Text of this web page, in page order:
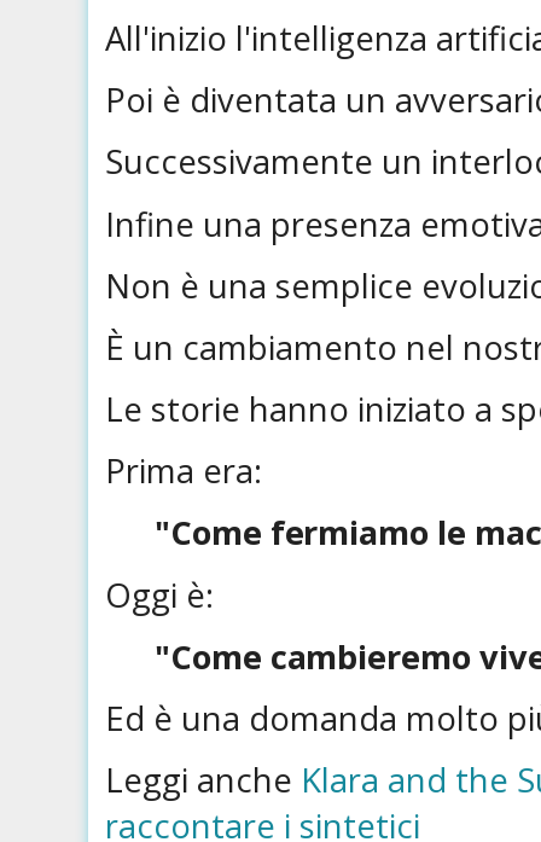
All'inizio l'intelligenza
Poi è diventata un
Successivamente un
Infine una presenza
Non è una semplice
È un cambiamento nel
Le storie hanno iniziato a
Prima era:
"Come fermiamo le
Oggi è:
"Come cambieremo
Ed è una domanda molto
Leggi anche Klara and the
raccontare i sintetici